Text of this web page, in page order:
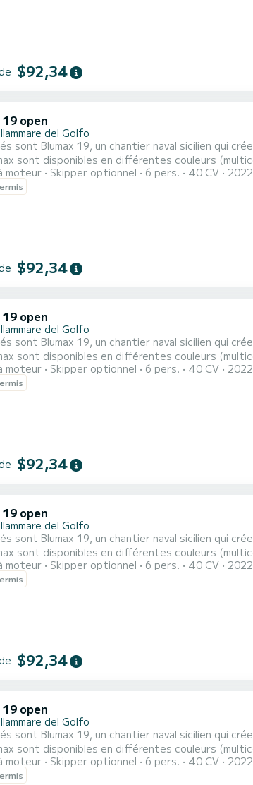
$92,34
open
del Golfo
sont Blumax 19, un chantier naval sicilien qui
sont disponibles en différentes couleurs
d'une grande proue de bain de soleil avec 2 des coussins de tête, un siège de
confortable situé au centre et un canapé
moteur Skipper optionnel 6 pers. 40 CV 2022
$92,34
open
del Golfo
sont Blumax 19, un chantier naval sicilien qui
sont disponibles en différentes couleurs
d'une grande proue de bain de soleil avec 2 des coussins de tête, un siège de
confortable situé au centre et un canapé
moteur Skipper optionnel 6 pers. 40 CV 2022
$92,34
open
del Golfo
sont Blumax 19, un chantier naval sicilien qui
sont disponibles en différentes couleurs
d'une grande proue de bain de soleil avec 2 des coussins de tête, un siège de
confortable situé au centre et un canapé
moteur Skipper optionnel 6 pers. 40 CV 2022
$92,34
open
del Golfo
sont Blumax 19, un chantier naval sicilien qui
sont disponibles en différentes couleurs
d'une grande proue de bain de soleil avec 2 des coussins de tête, un siège de
confortable situé au centre et un canapé
moteur Skipper optionnel 6 pers. 40 CV 2022